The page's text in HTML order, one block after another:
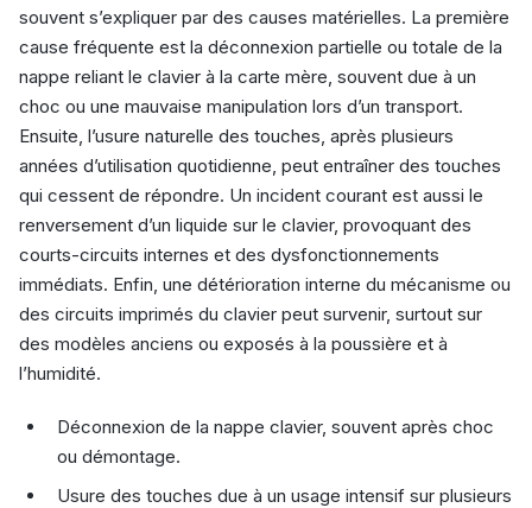
souvent s’expliquer par des causes matérielles. La première
cause fréquente est la déconnexion partielle ou totale de la
nappe reliant le clavier à la carte mère, souvent due à un
choc ou une mauvaise manipulation lors d’un transport.
Ensuite, l’usure naturelle des touches, après plusieurs
années d’utilisation quotidienne, peut entraîner des touches
qui cessent de répondre. Un incident courant est aussi le
renversement d’un liquide sur le clavier, provoquant des
courts-circuits internes et des dysfonctionnements
immédiats. Enfin, une détérioration interne du mécanisme ou
des circuits imprimés du clavier peut survenir, surtout sur
des modèles anciens ou exposés à la poussière et à
l’humidité.
Déconnexion de la nappe clavier, souvent après choc
ou démontage.
Usure des touches due à un usage intensif sur plusieurs